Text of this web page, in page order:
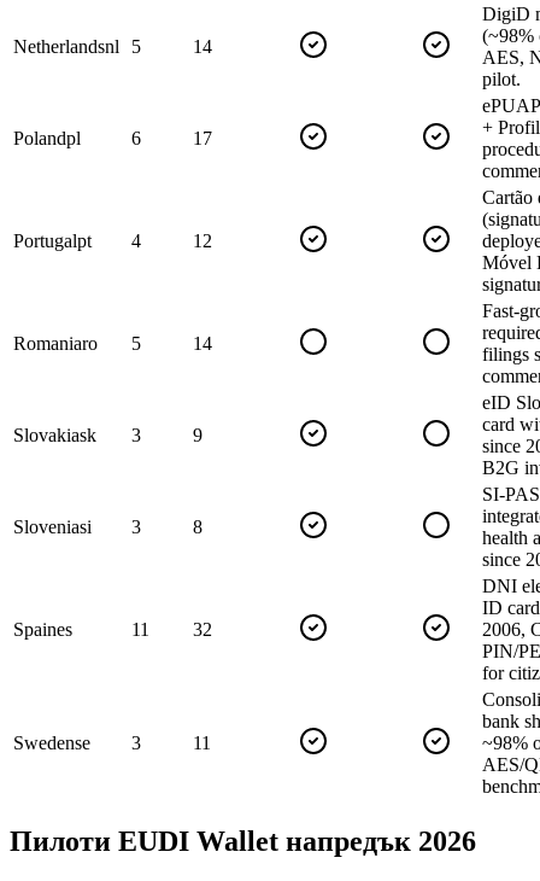
Netherlandsnl 5 14
DigiD
(~98%
AES,
pilot.
Polandpl 6 17
+
Portugalpt 4 12
Cartão
Móvel
Romaniaro 5 14
Fast-
filings
Slovakiask 3 9
eID
card
since
B2G
Sloveniasi 3 8
SI-
health
since
Spaines 11 32
DNI
ID
2006,
PIN/
for
Swedense 3 11
bank
~98%
AES/
Пилоти EUDI Wallet напредък 2026